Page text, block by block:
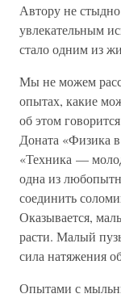
Автору не
увлекательным
стало одним из
Мы не можем
опытах, какие
об этом
Доната «Физика
«Техника —
одна из
соединить
Оказывается,
расти. Малый
сила натяжения
Опытами с